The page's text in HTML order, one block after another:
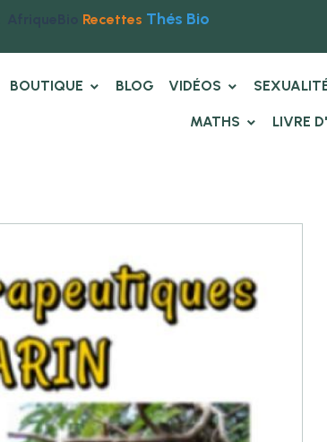
Recettes Thés Bio
BOUTIQUE BLOG VIDÉOS
MATHS LIVRE